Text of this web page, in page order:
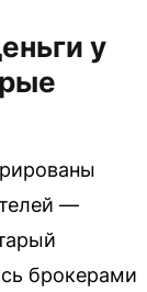
у
—
брокерами